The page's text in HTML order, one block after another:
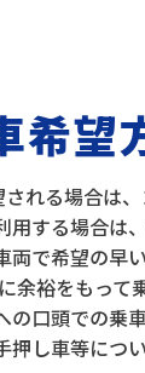
希望
れる場合は
用する場合は
両で希望の早
余裕をもって
の口頭での乗
押し車等につ